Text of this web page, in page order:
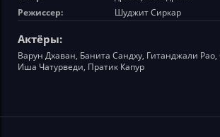
Режиссер:
Шуджит Сиркар
Актёры:
Варун Дхаван, Банита Сандху, Гитанджали
Иша Чатурведи, Пратик Капур